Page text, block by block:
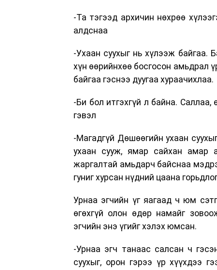
-Та тэгээд архичин нөхрөө
алдснаа
-Ухаан суухыг нь хүлээж байгаа.
хүн өөрийнхөө босгосон амьдрал
байгаа гэснээ дуугаа хураачихлаа.
-Би бол итгэхгүй л байна.
гэвэл
-Магадгүй Дөшөөгийн ухаан
ухаан сууж, ямар сайхан амар
жаргалтай амьдарч байснаа
гуниг хурсан нүдний цаана
Урнаа эгчийн үг яагаад ч юм
өгөхгүй олон өдөр намайг
эгчийн энэ үгийг хэлэх юмсан.
-Урнаа эгч танаас салсан ч
суухыг, орон гэрээ үр хүүхдээ